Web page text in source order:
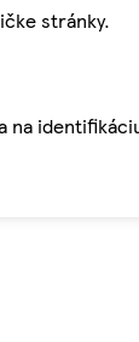
stránky.